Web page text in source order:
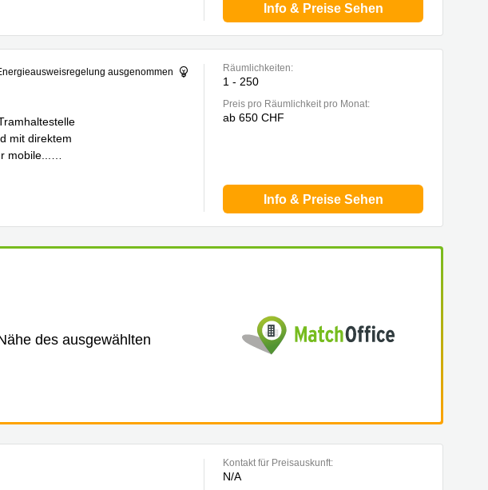
Info & Preise Sehen
ausgenommen
mit direktem
mobile
Räumlichkeiten:
1 - 250
Preis pro Räumlichkeit pro Monat:
ab 650 CHF
Info & Preise Sehen
des ausgewählten
Kontakt für Preisauskunft:
N/A